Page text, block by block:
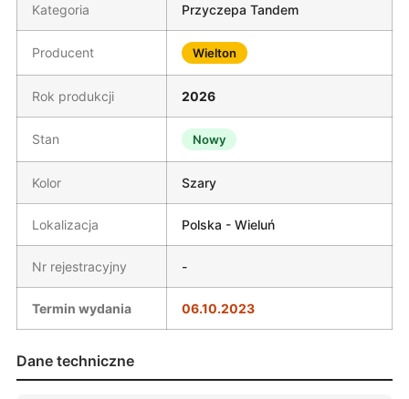
Kategoria Przyczepa Tandem
Producent Wielton
Rok produkcji 2026
Stan Nowy
Kolor Szary
Lokalizacja Polska - Wieluń
Nr rejestracyjny -
Termin wydania 06.10.2023
Dane techniczne